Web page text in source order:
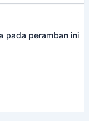
pada peramban ini